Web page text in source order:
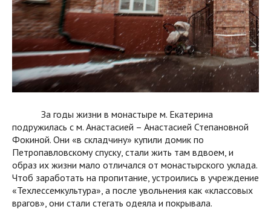
За годы жизни в монастыре м. Екатерина
подружилась с м. Анастасией – Анастасией Степановной
Фокиной. Они «в складчину» купили домик по
Петропавловскому спуску, стали жить там вдвоем, и
образ их жизни мало отличался от монастырского уклада.
Чтоб заработать на пропитание, устроились в учреждение
«Техлессемкультура», а после увольнения как «классовых
врагов», они стали стегать одеяла и покрывала.